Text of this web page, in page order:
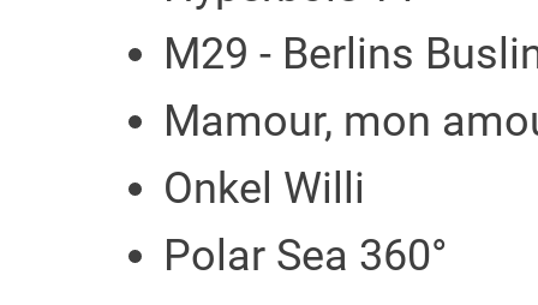
M29 - Berlins
Mamour, mon
Onkel Willi
Polar Sea 360°